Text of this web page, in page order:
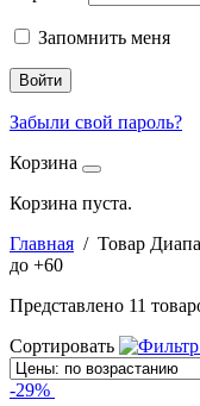
Запомнить меня
Войти
Забыли свой пароль?
Корзина
Корзина пуста.
Главная / Товар
до +60
Представлено 11
Сортировать
-29%